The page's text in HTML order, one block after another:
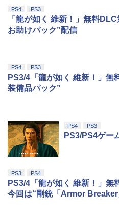
PS4 PS3
「龍が如く 維新！」無料
お助けパック”配信
PS4 PS3
PS3/4「龍が如く 維新！」無
装備品パック”
PS4 PS3
PS3/PS4ゲー
PS3 PS4
PS3/4「龍が如く 維新！」無
今回は“剛銃「Armor